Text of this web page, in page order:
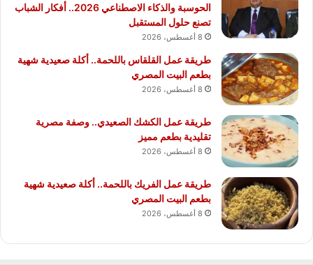
الحوسبة والذكاء الاصطناعي 2026.. أفكار الشباب
تصنع حلول المستقبل
8 أغسطس، 2026
طريقة عمل القلقاس باللحمة.. أكلة صعيدية شهية
بطعم البيت المصري
8 أغسطس، 2026
طريقة عمل الكشك الصعيدي.. وصفة مصرية
تقليدية بطعم مميز
8 أغسطس، 2026
طريقة عمل الفريك باللحمة.. أكلة صعيدية شهية
بطعم البيت المصري
8 أغسطس، 2026